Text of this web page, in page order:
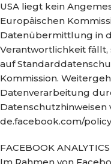
USA liegt kein
Europäischen
Datenübermittlung in
Verantwortlichkeit
auf
Kommission.
Datenverarbeitung
Datenschutzhinweisen
de.facebook.com/
FACEBOOK ANALYTICS